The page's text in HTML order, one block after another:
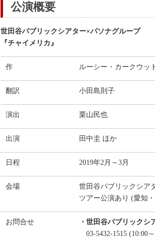
公演概要
世田谷パブリックシアター×パソナグループ
『チャイメリカ』
作 ルーシー・カークウッ
翻訳 小田島則子
演出 栗山民也
出演 田中圭 ほか
日程 2019年2月～3月
会場
世田谷パブリックシア
ツアー公演あり (愛知
お問合せ
・世田谷パブリックシ
03-5432-1515 (10:00